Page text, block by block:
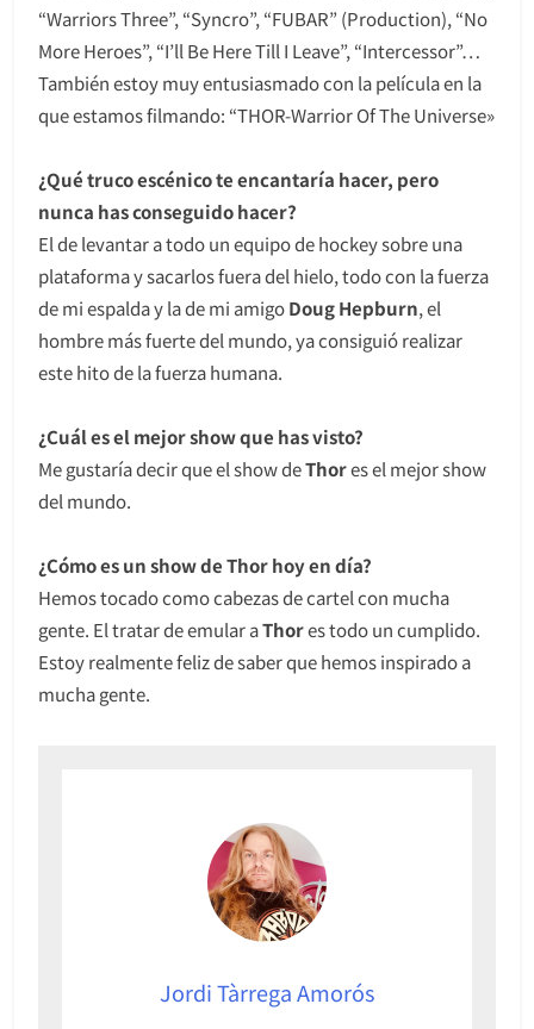
“Warriors Three”, “Syncro”, “FUBAR” (Production), “No
More Heroes”, “I’ll Be Here Till I Leave”, “Intercessor”…
También estoy muy entusiasmado con la película en la
que estamos filmando: “THOR-Warrior Of The Universe»
¿Qué truco escénico te encantaría hacer, pero
nunca has conseguido hacer?
El de levantar a todo un equipo de hockey sobre una
plataforma y sacarlos fuera del hielo, todo con la fuerza
de mi espalda y la de mi amigoDoug Hepburn, el
hombre más fuerte del mundo, ya consiguió realizar
este hito de la fuerza humana.
¿Cuál es el mejor show que has visto?
Me gustaría decir que el show deThores el mejor show
del mundo.
¿Cómo es un show de Thor hoy en día?
Hemos tocado como cabezas de cartel con mucha
gente. El tratar de emular aThores todo un cumplido.
Estoy realmente feliz de saber que hemos inspirado a
mucha gente.
Jordi Tàrrega Amorós